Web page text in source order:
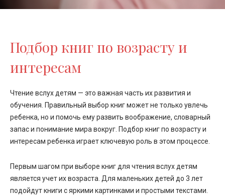
Подбор книг по возрасту и
интересам
Чтение вслух детям — это важная часть их развития и
обучения. Правильный выбор книг может не только увлечь
ребенка, но и помочь ему развить воображение, словарный
запас и понимание мира вокруг. Подбор книг по возрасту и
интересам ребенка играет ключевую роль в этом процессе.
Первым шагом при выборе книг для чтения вслух детям
является учет их возраста. Для маленьких детей до 3 лет
подойдут книги с яркими картинками и простыми текстами.